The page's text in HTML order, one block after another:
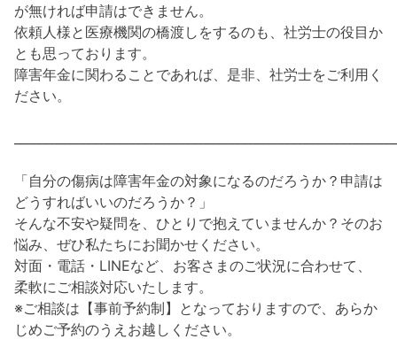
が無ければ申請はできません。
依頼人様と医療機関の橋渡しをするのも、社労士の役目か
とも思っております。
障害年金に関わることであれば、是非、社労士をご利用く
ださい。
「自分の傷病は障害年金の対象になるのだろうか？申請は
どうすればいいのだろうか？」
そんな不安や疑問を、ひとりで抱えていませんか？そのお
悩み、ぜひ私たちにお聞かせください。
対面・電話・LINEなど、お客さまのご状況に合わせて、
柔軟にご相談対応いたします。
※ご相談は【事前予約制】となっておりますので、あらか
じめご予約のうえお越しください。